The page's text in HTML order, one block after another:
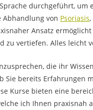
durchgeführt, um
Abhandlung von Psoriasis,
Ansatz
zu vertiefen. Alles leicht
die ihr
Sie bereits Erfahrungen
Kurse bieten eine
ich Ihnen praxisnah